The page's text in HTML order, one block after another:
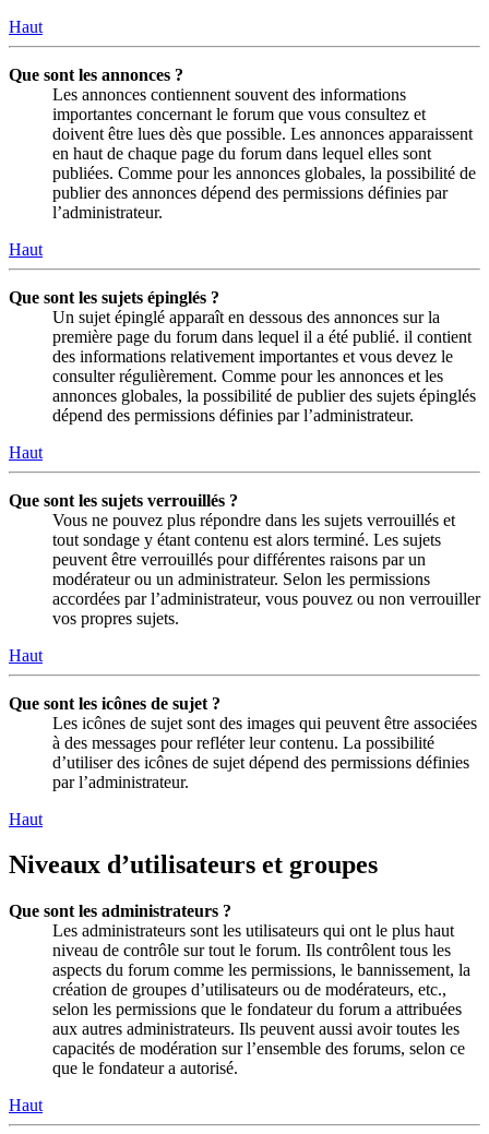
Haut
Que sont les annonces ?
Les annonces contiennent souvent des informations
importantes concernant le forum que vous consultez et
doivent être lues dès que possible. Les annonces apparaissent
en haut de chaque page du forum dans lequel elles sont
publiées. Comme pour les annonces globales, la possibilité de
publier des annonces dépend des permissions définies par
l’administrateur.
Haut
Que sont les sujets épinglés ?
Un sujet épinglé apparaît en dessous des annonces sur la
première page du forum dans lequel il a été publié. il contient
des informations relativement importantes et vous devez le
consulter régulièrement. Comme pour les annonces et les
annonces globales, la possibilité de publier des sujets épinglés
dépend des permissions définies par l’administrateur.
Haut
Que sont les sujets verrouillés ?
Vous ne pouvez plus répondre dans les sujets verrouillés et
tout sondage y étant contenu est alors terminé. Les sujets
peuvent être verrouillés pour différentes raisons par un
modérateur ou un administrateur. Selon les permissions
accordées par l’administrateur, vous pouvez ou non verrouiller
vos propres sujets.
Haut
Que sont les icônes de sujet ?
Les icônes de sujet sont des images qui peuvent être associées
à des messages pour refléter leur contenu. La possibilité
d’utiliser des icônes de sujet dépend des permissions définies
par l’administrateur.
Haut
Niveaux d’utilisateurs et groupes
Que sont les administrateurs ?
Les administrateurs sont les utilisateurs qui ont le plus haut
niveau de contrôle sur tout le forum. Ils contrôlent tous les
aspects du forum comme les permissions, le bannissement, la
création de groupes d’utilisateurs ou de modérateurs, etc.,
selon les permissions que le fondateur du forum a attribuées
aux autres administrateurs. Ils peuvent aussi avoir toutes les
capacités de modération sur l’ensemble des forums, selon ce
que le fondateur a autorisé.
Haut